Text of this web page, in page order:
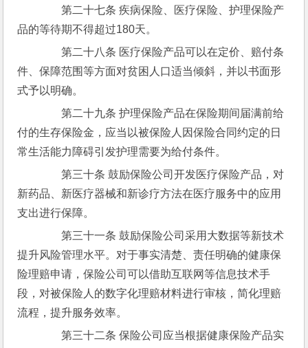
第二十七条 疾病保险、医疗保险、护理保险产
品的等待期不得超过180天。
第二十八条 医疗保险产品可以在定价、赔付条
件、保障范围等方面对贫困人口适当倾斜，并以书面形
式予以明确。
第二十九条 护理保险产品在保险期间届满前给
付的生存保险金，应当以被保险人因保险合同约定的日
常生活能力障碍引发护理需要为给付条件。
第三十条 鼓励保险公司开发医疗保险产品，对
新药品、新医疗器械和新诊疗方法在医疗服务中的应用
支出进行保障。
第三十一条 鼓励保险公司采用大数据等新技术
提升风险管理水平。对于事实清楚、责任明确的健康保
险理赔申请，保险公司可以借助互联网等信息技术手
段，对被保险人的数字化理赔材料进行审核，简化理赔
流程，提升服务效率。
第三十二条 保险公司应当根据健康保险产品实